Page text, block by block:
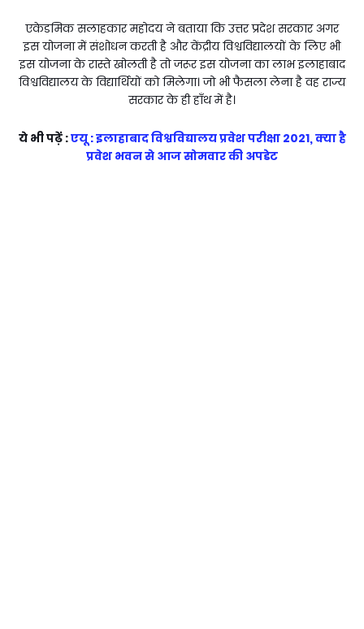
एकेडमिक सलाहकार महोदय ने बताया कि उत्तर प्रदेश सरकार अगर
इस योजना में संशोधन करती है और केंद्रीय विश्वविद्यालयों के लिए भी
इस योजना के रास्ते खोलती है तो जरूर इस योजना का लाभ इलाहाबाद
विश्वविद्यालय के विद्यार्थियों को मिलेगा। जो भी फैसला लेना है वह राज्य
सरकार के ही हाँथ में है।
ये भी पढ़ें :एयू : इलाहाबाद विश्वविद्यालय प्रवेश परीक्षा 2021, क्या है
प्रवेश भवन से आज सोमवार की अपडेट